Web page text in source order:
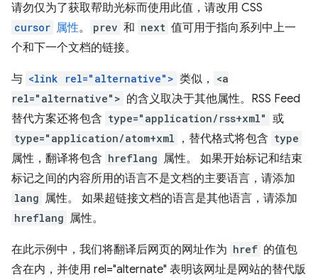
请勿仅为了获取帮助光标而使用此值，请改用 CSS
cursor 属性。 prev 和 next 值可用于指向系列中上一
个和下一个文档的链接。
与 <link rel="alternative"> 类似，
<a
rel="alternative"> 的含义取决于其他属性。RSS Feed
替代方案还将包含 type="application/rss+xml" 或
type="application/atom+xml ，替代格式将包含 type
属性，翻译将包含 hreflang 属性。 如果开始标记和结束
标记之间的内容所用的语言不是文档的主要语言，请添加
lang 属性。 如果超链接文档的语言是其他语言，请添加
hreflang 属性。
在此示例中，我们将翻译后网页的网址作为 href 的值包
含在内，并使用 rel="alternate" 表明该网址是网站的替代版